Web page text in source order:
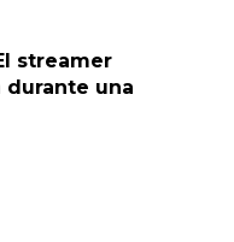
streamer
durante una